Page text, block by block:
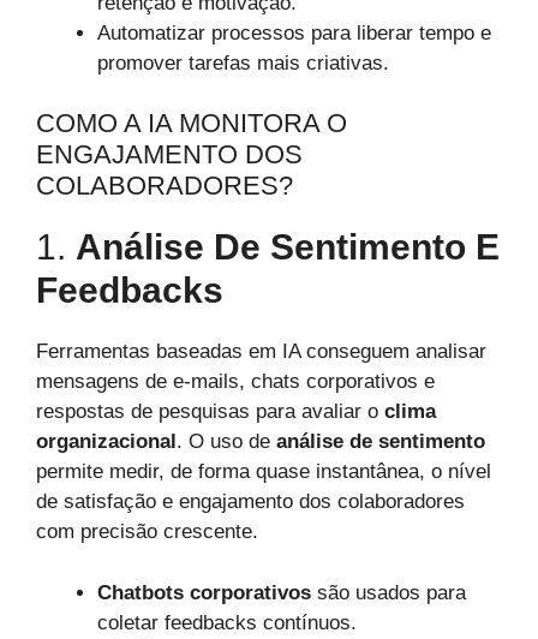
Automatizar processos para liberar tempo e
promover tarefas mais criativas.
COMO A IA MONITORA O
ENGAJAMENTO DOS
COLABORADORES?
1. Análise De Sentimento E
Feedbacks
Ferramentas baseadas em IA conseguem analisar
mensagens de e-mails, chats corporativos e
respostas de pesquisas para avaliar o clima
organizacional . O uso de análise de sentimento
permite medir, de forma quase instantânea, o nível
de satisfação e engajamento dos colaboradores
com precisão crescente.
Chatbots corporativos são usados para
coletar feedbacks contínuos.